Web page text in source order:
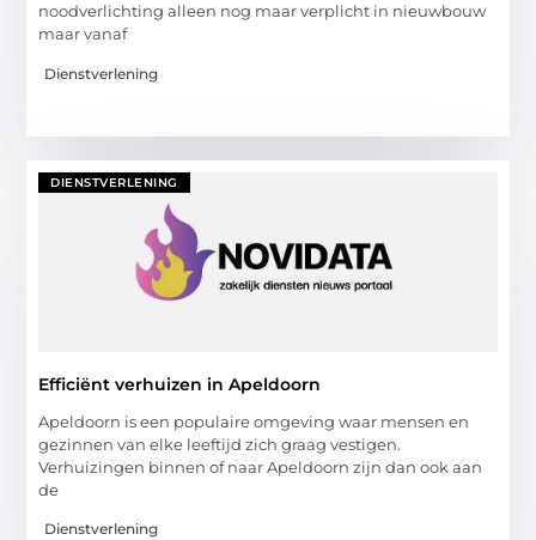
noodverlichting alleen nog maar verplicht in nieuwbouw
maar vanaf
Dienstverlening
DIENSTVERLENING
Efficiënt verhuizen in Apeldoorn
Apeldoorn is een populaire omgeving waar mensen en
gezinnen van elke leeftijd zich graag vestigen.
Verhuizingen binnen of naar Apeldoorn zijn dan ook aan
de
Dienstverlening